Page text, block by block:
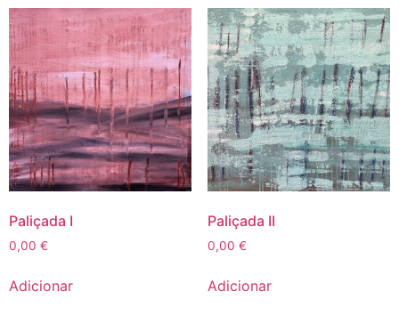
Paliçada I
0,00 €
Adicionar
Paliçada II
0,00 €
Adicionar